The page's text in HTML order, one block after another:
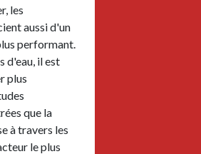
les
aussi d'un
performant.
d'eau, il est
plus
que la
à travers les
le plus